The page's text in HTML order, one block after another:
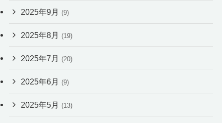
2025年9月 (9)
2025年8月 (19)
2025年7月 (20)
2025年6月 (9)
2025年5月 (13)